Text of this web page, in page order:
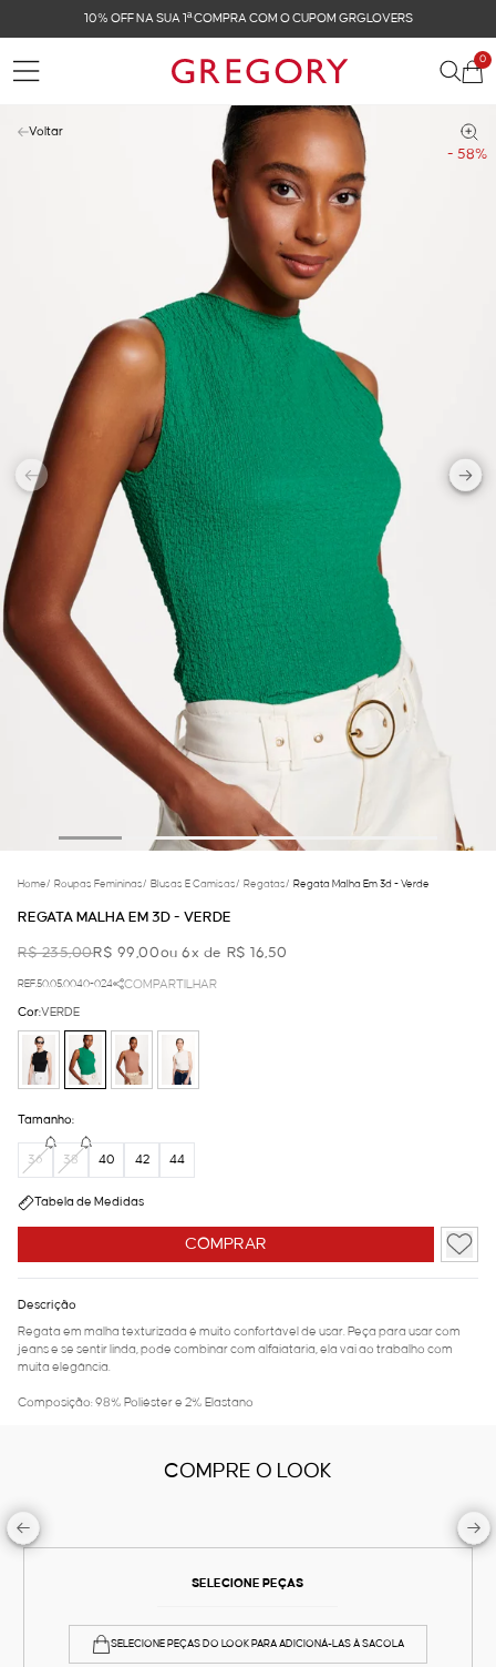
10% OFF NA SUA 1ª COMPRA COM O CUPOM GRGLOVERS
0
- 58%
Voltar
Home/ Roupas Femininas/ Blusas E Camisas/ Regatas/ Regata Malha Em 3d - Verde
REGATA MALHA EM 3D - VERDE
R$ 235,00R$ 99,00ou 6x de R$ 16,50
REF.50.05.0040-024 COMPARTILHAR
COMPRAR
Cor:VERDE
Tamanho:
36 38 40 42 44
Tabela de Medidas
Descrição
Regata em malha texturizada é muito confortável de usar. Peça para usar com
jeans e se sentir linda, pode combinar com alfaiataria, ela vai ao trabalho com
muita elegância.
Composição: 98% Poliéster e 2% Elastano
COMPRE O LOOK
SELECIONE PEÇAS
SELECIONE PEÇAS DO LOOK PARA ADICIONÁ-LAS À SACOLA